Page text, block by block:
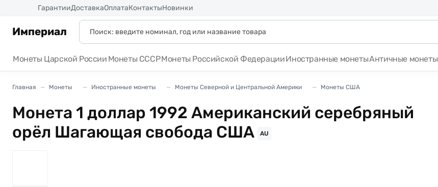
ГарантииДоставкаОплатаКонтактыНовинки
Империал
Монеты Царской России Монеты СССРМонеты Российской ФедерацииИностранные монетыАнтичные монеты
Главная Монеты Иностранные монеты Монеты Северной и Центральной Америки Монеты США
Монета 1 доллар 1992 Американский серебряный
орёл Шагающая свобода США
AU